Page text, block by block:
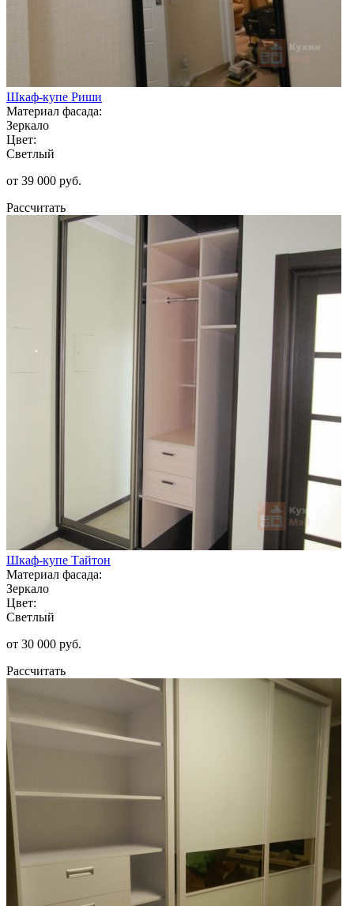
Шкаф-купе Риши
Материал фасада:
Зеркало
Цвет:
Светлый
от 39 000 руб.
Рассчитать
Шкаф-купе Тайтон
Материал фасада:
Зеркало
Цвет:
Светлый
от 30 000 руб.
Рассчитать